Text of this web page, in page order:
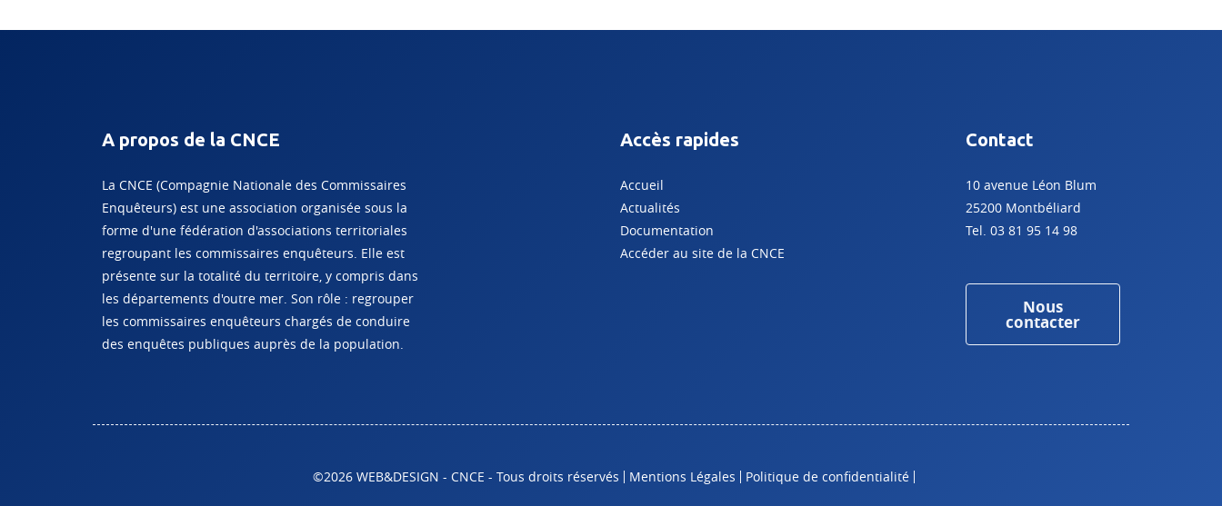
A propos de la CNCE
La CNCE (Compagnie Nationale des Commissaires
Enquêteurs) est une association organisée sous la
forme d'une fédération d'associations territoriales
regroupant les commissaires enquêteurs. Elle est
présente sur la totalité du territoire, y compris dans
les départements d'outre mer. Son rôle : regrouper
les commissaires enquêteurs chargés de conduire
des enquêtes publiques auprès de la population.
Accès rapides
Accueil
Actualités
Documentation
Accéder au site de la CNCE
Contact
10 avenue Léon Blum
25200 Montbéliard
Tel. 03 81 95 14 98
Nous
contacter
©2026 WEB&DESIGN - CNCE - Tous droits réservés Mentions Légales Politique de confidentialité